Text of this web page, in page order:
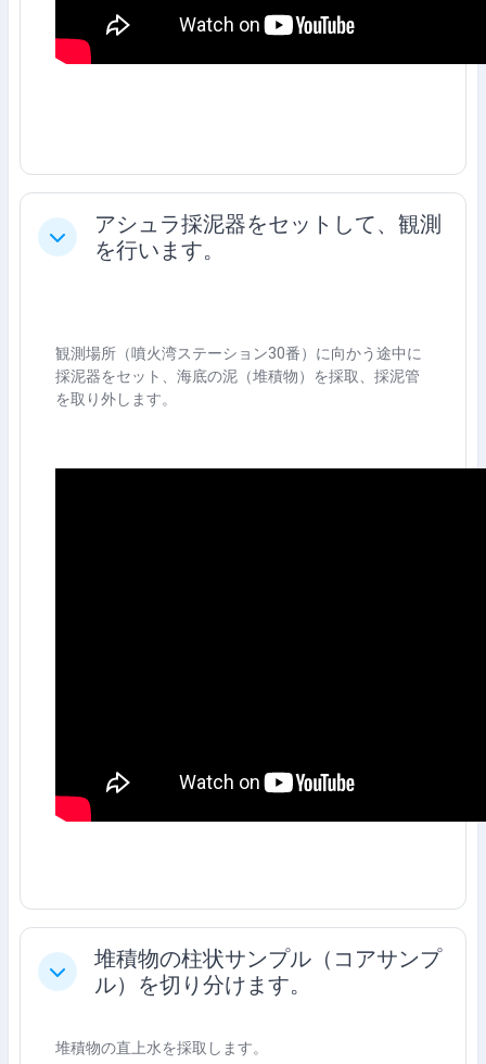
Colapsar
アシュラ採泥器をセットして、観測
を行います。
観測場所（噴火湾ステーション30番）に向かう途中に
採泥器をセット、海底の泥（堆積物）を採取、採泥管
を取り外します。
Colapsar
堆積物の柱状サンプル（コアサンプ
ル）を切り分けます。
堆積物の直上水を採取します。